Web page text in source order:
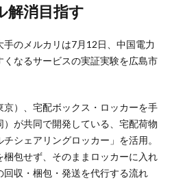
解消目指す
のメルカリは7月12日、中国電力
なるサービスの実証実験を広島市
）、宅配ボックス・ロッカーを手
が共同で開発している、宅配荷物
シェアリングロッカー」を活用。
包せず、そのままロッカーに入れ
収・梱包・発送を代行する流れ